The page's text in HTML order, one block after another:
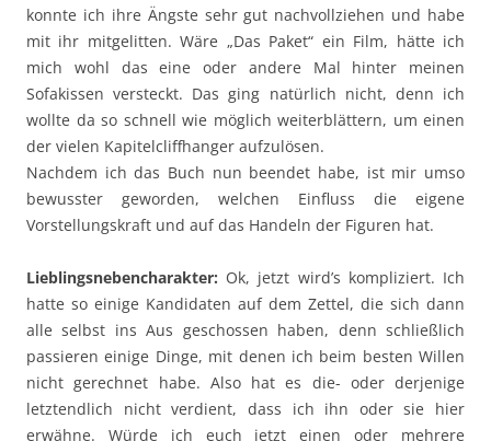
konnte ich ihre Ängste sehr gut nachvollziehen und habe
mit ihr mitgelitten. Wäre „Das Paket“ ein Film, hätte ich
mich wohl das eine oder andere Mal hinter meinen
Sofakissen versteckt. Das ging natürlich nicht, denn ich
wollte da so schnell wie möglich weiterblättern, um einen
der vielen Kapitelcliffhanger aufzulösen.
Nachdem ich das Buch nun beendet habe, ist mir umso
bewusster geworden, welchen Einfluss die eigene
Vorstellungskraft und auf das Handeln der Figuren hat.
Lieblingsnebencharakter: Ok, jetzt wird’s kompliziert. Ich
hatte so einige Kandidaten auf dem Zettel, die sich dann
alle selbst ins Aus geschossen haben, denn schließlich
passieren einige Dinge, mit denen ich beim besten Willen
nicht gerechnet habe. Also hat es die- oder derjenige
letztendlich nicht verdient, dass ich ihn oder sie hier
erwähne. Würde ich euch jetzt einen oder mehrere